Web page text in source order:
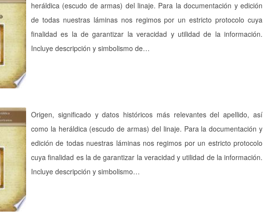
heráldica (escudo de armas) del linaje. Para la documentación y edición
de todas nuestras láminas nos regimos por un estricto protocolo cuya
finalidad es la de garantizar la veracidad y utilidad de la información.
Incluye descripción y simbolismo de…
Origen, significado y datos históricos más relevantes del apellido, así
como la heráldica (escudo de armas) del linaje. Para la documentación y
edición de todas nuestras láminas nos regimos por un estricto protocolo
cuya finalidad es la de garantizar la veracidad y utilidad de la información.
Incluye descripción y simbolismo…